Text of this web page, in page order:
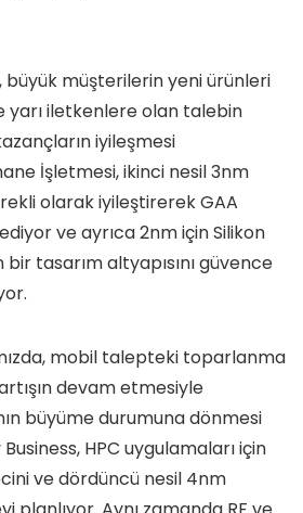
müşterilerin yeni ürünleri
yarı iletkenlere olan talebin
iyileşmesi
İşletmesi, ikinci nesil 3nm
olarak iyileştirerek GAA
ve ayrıca 2nm için Silikon
bir tasarım altyapısını güvence
mobil talepteki toparlanma
devam etmesiyle
büyüme durumuna dönmesi
HPC uygulamaları için
ve dördüncü nesil 4nm